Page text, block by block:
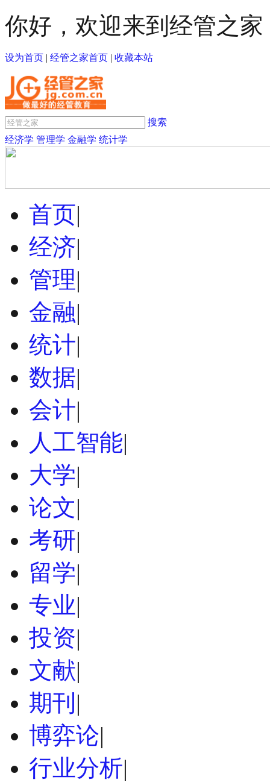
你好，欢迎来到经管之家
设为首页 | 经管之家首页 | 收藏本站
搜索
经济学 管理学 金融学 统计学
首页|
经济|
管理|
金融|
统计|
数据|
会计|
人工智能|
大学|
论文|
考研|
留学|
专业|
投资|
文献|
期刊 |
博弈论|
行业分析|